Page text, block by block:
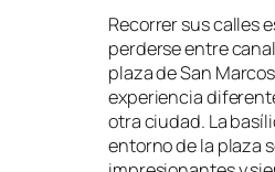
Recorrer sus calles
perderse entre
plaza de San
experiencia
otra ciudad. La
entorno de la plaza